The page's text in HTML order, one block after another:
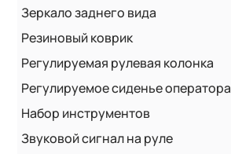
Зеркало заднего вида
Резиновый коврик
Регулируемая рулевая колонка
Регулируемое сиденье оператора
Набор инструментов
Звуковой сигнал на руле